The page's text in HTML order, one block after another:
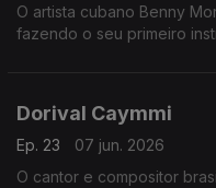
O artista cubano Benny
fazendo o seu primeiro
Dorival Caymmi
Ep. 23
07 jun. 2026
O cantor e compositor